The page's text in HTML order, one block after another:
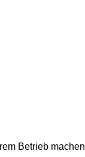
Betrieb machen